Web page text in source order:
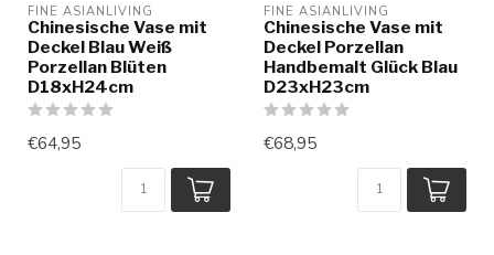
FINE ASIANLIVING
Chinesische Vase mit
Deckel Blau Weiß
Porzellan Blüten
D18xH24cm
€64,95
FINE ASIANLIVING
Chinesische Vase mit
Deckel Porzellan
Handbemalt Glück Blau
D23xH23cm
€68,95